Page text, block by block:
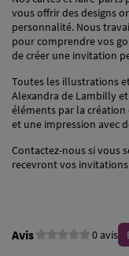
vous offrir des designs
personnalité. Nous
pour comprendre vos
de créer une invitation
Toutes les illustrations
Alexandra de Lambilly
éléments par la
et une impression avec
Contactez-nous si vous
recevront vos
Avis 0 avis